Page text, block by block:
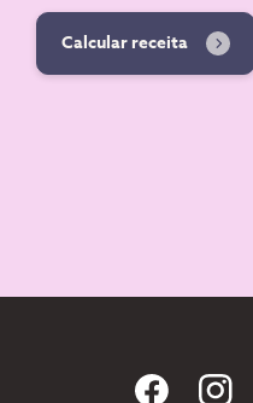
Calcular receita